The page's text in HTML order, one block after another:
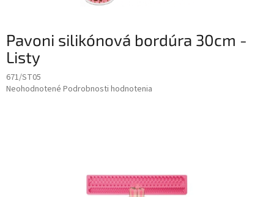
Pavoni silikónová bordúra 30cm -
Listy
671/ST05
Priemerné
Neohodnotené Podrobnosti hodnotenia